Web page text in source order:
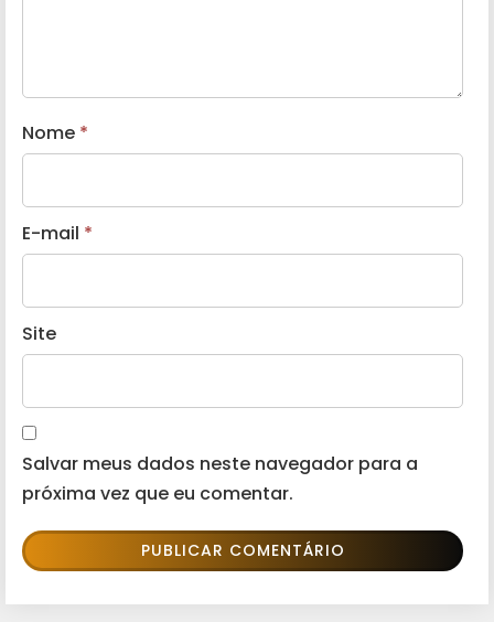
Nome *
E-mail *
Site
Salvar meus dados neste navegador para a
próxima vez que eu comentar.